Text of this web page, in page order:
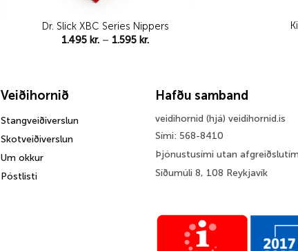
Dr. Slick XBC Series Nippers
1.495kr. – 1.595kr.Price
Veiðihornið
Stangveiðiverslun
Skotveiðiverslun
Um okkur
Póstlisti
Hafðu samband
veidihornid (hjá) veidihornid.is
Sími: 568-8410
Þjónustusími utan
Síðumúli 8, 108 Reykjavík